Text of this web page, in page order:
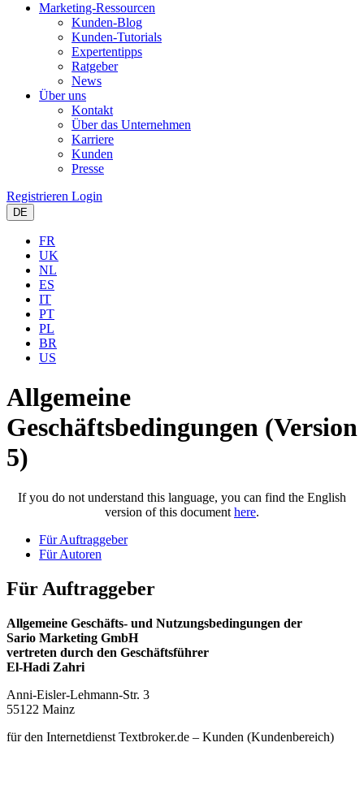
Marketing-Ressourcen
Kunden-Blog
Kunden-Tutorials
Expertentipps
Ratgeber
News
Über uns
Kontakt
Über das Unternehmen
Karriere
Kunden
Presse
Registrieren Login
DE
FR
UK
NL
ES
IT
PT
PL
BR
US
Allgemeine
Geschäftsbedingungen (Version
5)
If you do not understand this language, you can find the English
version of this document here.
Für Auftraggeber
Für Autoren
Für Auftraggeber
Allgemeine Geschäfts- und Nutzungsbedingungen der
Sario Marketing GmbH
vertreten durch den Geschäftsführer
El-Hadi Zahri
Anni-Eisler-Lehmann-Str. 3
55122 Mainz
für den Internetdienst Textbroker.de – Kunden (Kundenbereich)